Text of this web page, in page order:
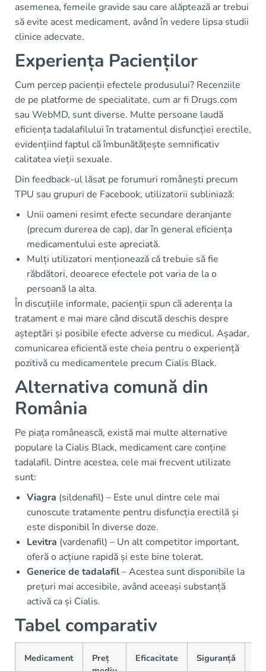
asemenea, femeile gravide sau care alăptează ar trebui
să evite acest medicament, având în vedere lipsa studii
clinice adecvate.
Experiența Pacienților
Cum percep pacienții efectele produsului? Recenziile
de pe platforme de specialitate, cum ar fi Drugs.com
sau WebMD, sunt diverse. Multe persoane laudă
eficiența tadalafilului în tratamentul disfuncției erectile,
evidențiind faptul că îmbunătățește semnificativ
calitatea vieții sexuale.
Din feedback-ul lăsat pe forumuri românești precum
TPU sau grupuri de Facebook, utilizatorii subliniază:
Unii oameni resimt efecte secundare deranjante
(precum durerea de cap), dar în general eficiența
medicamentului este apreciată.
Mulți utilizatori menționează că trebuie să fie
răbdători, deoarece efectele pot varia de la o
persoană la alta.
În discuțiile informale, pacienții spun că aderența la
tratament e mai mare când discută deschis despre
așteptări și posibile efecte adverse cu medicul. Așadar,
comunicarea eficientă este cheia pentru o experiență
pozitivă cu medicamentele precum Cialis Black.
Alternativa comună din
România
Pe piața românească, există mai multe alternative
populare la Cialis Black, medicament care conține
tadalafil. Dintre acestea, cele mai frecvent utilizate
sunt:
Viagra (sildenafil) – Este unul dintre cele mai
cunoscute tratamente pentru disfuncția erectilă și
este disponibil în diverse doze.
Levitra (vardenafil) – Un alt competitor important,
oferă o acțiune rapidă și este bine tolerat.
Generice de tadalafil– Acestea sunt disponibile la
prețuri mai accesibile, având aceeași substanță
activă ca și Cialis.
Tabel comparativ
Medicament
Preț
Eficacitate Siguranță